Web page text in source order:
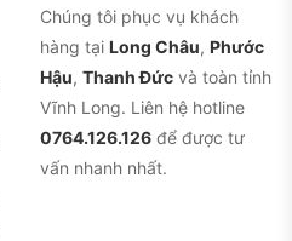
Chúng tôi phục vụ khách
hàng tại Long Châu, Phước
Hậu, Thanh Đức và toàn tỉnh
Vĩnh Long. Liên hệ hotline
0764.126.126 để được tư
vấn nhanh nhất.